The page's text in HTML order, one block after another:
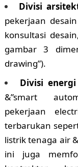
Divisi
pekerjaan
konsultasi
gambar 3
drawing”).
Divisi
&”smart
pekerjaan
terbarukan
listrik tenaga air
ini juga